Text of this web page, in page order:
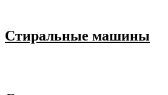
Стиральные машины